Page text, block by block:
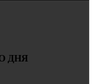
ДНЯ